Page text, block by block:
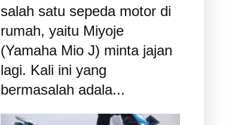
salah satu sepeda motor di
rumah, yaitu Miyoje
(Yamaha Mio J) minta jajan
lagi. Kali ini yang
bermasalah adala...